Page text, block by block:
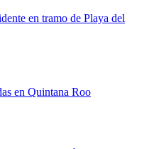
en tramo de Playa del
en Quintana Roo